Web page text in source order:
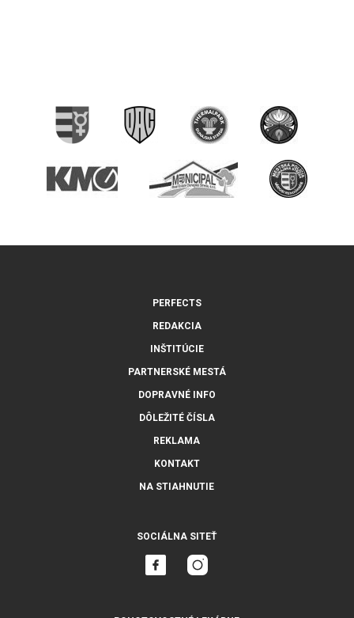
PERFECTS
REDAKCIA
INŠTITÚCIE
PARTNERSKÉ MESTÁ
DOPRAVNÉ INFO
DÔLEŽITÉ ČÍSLA
REKLAMA
KONTAKT
NA STIAHNUTIE
SOCIÁLNA SITEŤ